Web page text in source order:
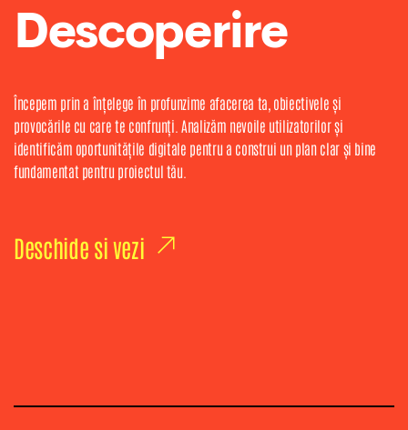
Descoperire
Începem prin a înțelege în profunzime afacerea ta, obiectivele și
provocările cu care te confrunți. Analizăm nevoile utilizatorilor și
identificăm oportunitățile digitale pentru a construi un plan clar și bine
fundamentat pentru proiectul tău.
Deschide si vezi